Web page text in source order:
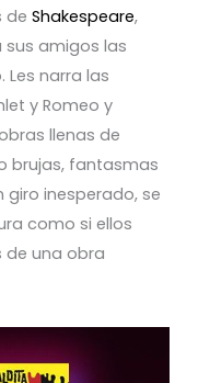
de Shakespeare,
amigos las
narra las
y Romeo y
llenas de
brujas, fantasmas
giro inesperado, se
como si ellos
de una obra